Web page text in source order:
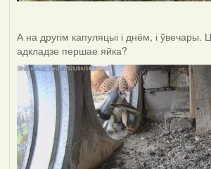
А на другім капуляцыі і днём, і ўвечары.
адкладзе першае яйка?